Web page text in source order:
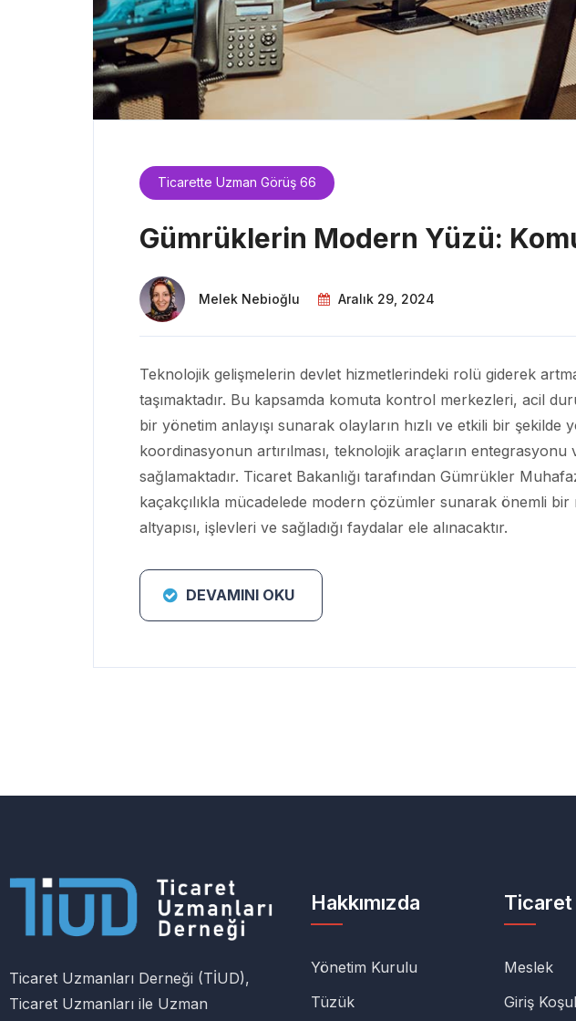
Ticarette Uzman Görüş 66
Gümrüklerin Modern Yüzü:
Melek Nebioğlu Aralık 29, 2024
Teknolojik gelişmelerin devlet hizmetlerindeki rolü giderek
taşımaktadır. Bu kapsamda komuta kontrol merkezleri, acil
bir yönetim anlayışı sunarak olayların hızlı ve etkili bir
koordinasyonun artırılması, teknolojik araçların
sağlamaktadır. Ticaret Bakanlığı tarafından Gümrükler
kaçakçılıkla mücadelede modern çözümler sunarak önemli
altyapısı, işlevleri ve sağladığı faydalar ele alınacaktır.
DEVAMINI OKU
Ticaret Uzmanları Derneği (TİUD),
Ticaret Uzmanları ile Uzman
Hakkımızda
Yönetim Kurulu
Tüzük
Ticaret
Meslek
Giriş